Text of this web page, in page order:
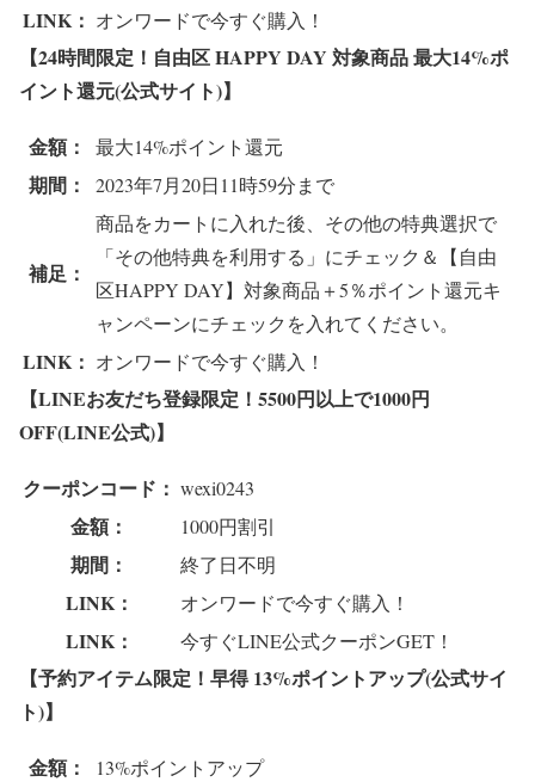
LINK： オンワードで今すぐ購入！
【24時間限定！自由区 HAPPY DAY 対象商品 最大14%ポ
イント還元(公式サイト)】
金額： 最大14%ポイント還元
期間： 2023年7月20日11時59分まで
補足：
商品をカートに入れた後、その他の特典選択で
「その他特典を利用する」にチェック＆【自由
区HAPPY DAY】対象商品＋5％ポイント還元キ
ャンペーンにチェックを入れてください。
LINK： オンワードで今すぐ購入！
【LINEお友だち登録限定！5500円以上で1000円
OFF(LINE公式)】
クーポンコード： wexi0243
金額： 1000円割引
期間： 終了日不明
LINK： オンワードで今すぐ購入！
LINK： 今すぐLINE公式クーポンGET！
【予約アイテム限定！早得 13%ポイントアップ(公式サイ
ト)】
金額： 13%ポイントアップ